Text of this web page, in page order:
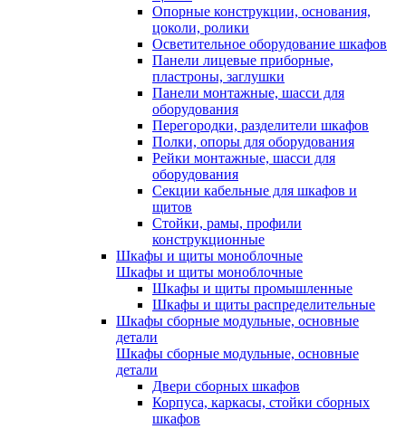
Опорные конструкции, основания,
цоколи, ролики
Осветительное оборудование шкафов
Панели лицевые приборные,
пластроны, заглушки
Панели монтажные, шасси для
оборудования
Перегородки, разделители шкафов
Полки, опоры для оборудования
Рейки монтажные, шасси для
оборудования
Секции кабельные для шкафов и
щитов
Стойки, рамы, профили
конструкционные
Шкафы и щиты моноблочные
Шкафы и щиты моноблочные
Шкафы и щиты промышленные
Шкафы и щиты распределительные
Шкафы сборные модульные, основные
детали
Шкафы сборные модульные, основные
детали
Двери сборных шкафов
Корпуса, каркасы, стойки сборных
шкафов